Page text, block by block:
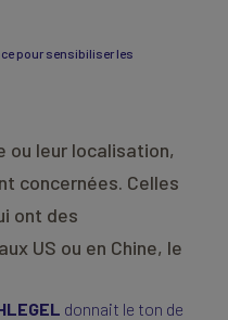
pour sensibiliser les
ou leur localisation,
concernées. Celles
ont des
US ou en Chine, le
donnait le ton de